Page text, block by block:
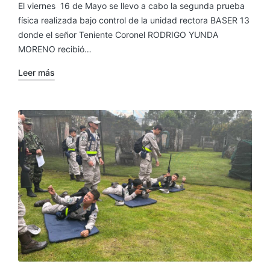
El viernes 16 de Mayo se llevo a cabo la segunda prueba
física realizada bajo control de la unidad rectora BASER 13
donde el señor Teniente Coronel RODRIGO YUNDA
MORENO recibió…
Leer más